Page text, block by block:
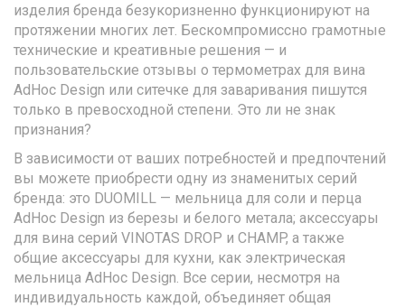
изделия бренда безукоризненно функционируют на
протяжении многих лет. Бескомпромиссно грамотные
технические и креативные решения — и
пользовательские отзывы о термометрах для вина
AdHoc Design или ситечке для заваривания пишутся
только в превосходной степени. Это ли не знак
признания?
В зависимости от ваших потребностей и предпочтений
вы можете приобрести одну из знаменитых серий
бренда: это DUOMILL — мельница для соли и перца
AdHoc Design из березы и белого метала; аксессуары
для вина серий VINOTAS DROP и CHAMP, а также
общие аксессуары для кухни, как электрическая
мельница AdHoc Design. Все серии, несмотря на
индивидуальность каждой, объединяет общая